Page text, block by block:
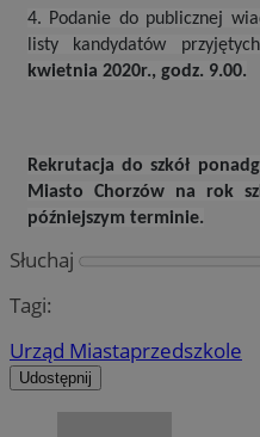
4. Podanie do publicznej
listy kandydatów
kwietnia 2020r., godz. 9.00.
Rekrutacja do szkół
Miasto Chorzów na rok
późniejszym terminie.
Słuchaj
Tagi:
Urząd Miastaprzedszkole
Udostępnij